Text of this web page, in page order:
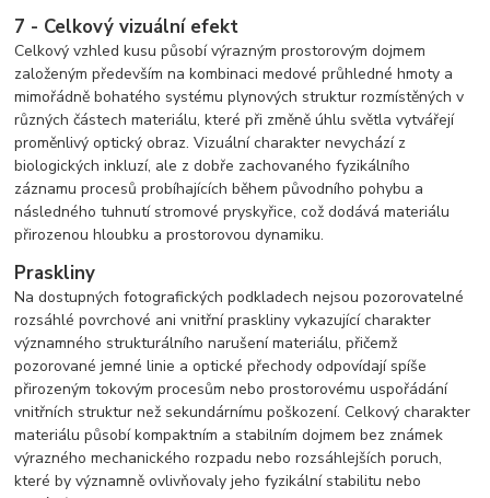
7 - Celkový vizuální efekt
Celkový vzhled kusu působí výrazným prostorovým dojmem
založeným především na kombinaci medové průhledné hmoty a
mimořádně bohatého systému plynových struktur rozmístěných v
různých částech materiálu, které při změně úhlu světla vytvářejí
proměnlivý optický obraz. Vizuální charakter nevychází z
biologických inkluzí, ale z dobře zachovaného fyzikálního
záznamu procesů probíhajících během původního pohybu a
následného tuhnutí stromové pryskyřice, což dodává materiálu
přirozenou hloubku a prostorovou dynamiku.
Praskliny
Na dostupných fotografických podkladech nejsou pozorovatelné
rozsáhlé povrchové ani vnitřní praskliny vykazující charakter
významného strukturálního narušení materiálu, přičemž
pozorované jemné linie a optické přechody odpovídají spíše
přirozeným tokovým procesům nebo prostorovému uspořádání
vnitřních struktur než sekundárnímu poškození. Celkový charakter
materiálu působí kompaktním a stabilním dojmem bez známek
výrazného mechanického rozpadu nebo rozsáhlejších poruch,
které by významně ovlivňovaly jeho fyzikální stabilitu nebo